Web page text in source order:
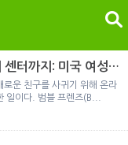
검
검색
터까지: 미국 여성이
로운 친구를 사귀기 위해 온라
일이다. 범블 프렌즈(B...